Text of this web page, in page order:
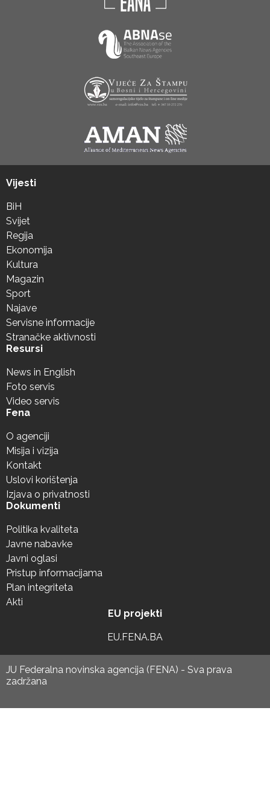
Vijesti
BiH
Svijet
Regija
Ekonomija
Kultura
Magazin
Sport
Najave
Servisne informacije
Stranačke aktivnosti
Resursi
News in English
Foto servis
Video servis
Fena
O agenciji
Misija i vizija
Kontakt
Uslovi korištenja
Izjava o privatnosti
Dokumenti
Politika kvaliteta
Javne nabavke
Javni oglasi
Pristup informacijama
Plan integriteta
Akti
EU projekti
EU.FENA.BA
JU Federalna novinska agencija (FENA) - Sva prava
zadržana